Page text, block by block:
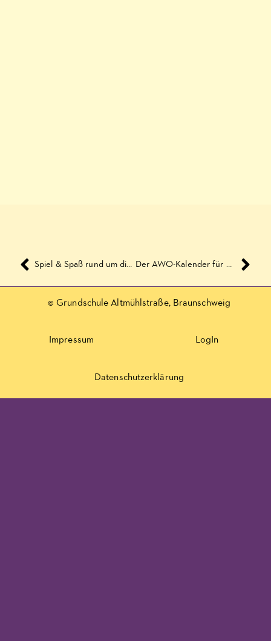
Spiel & Spaß rund um die Konsole Der AWO-Kalender für März 2020
© Grundschule Altmühlstraße, Braunschweig
Impressum LogIn
Datenschutzerklärung